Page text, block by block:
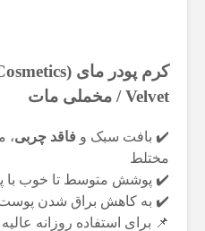
Velvet / مخملی مات
✔️ بافت سبک و فاقد چربی،
مختلط
✔️ پوشش متوسط تا خوب با
✔️ به کاهش براق شدن
📌 برای استفاده روزانه